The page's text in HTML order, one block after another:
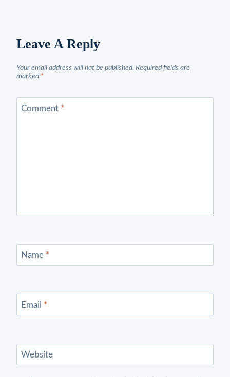
Leave A Reply
Your email address will not be published. Required fields are
marked *
Comment *
Name *
Email *
Website